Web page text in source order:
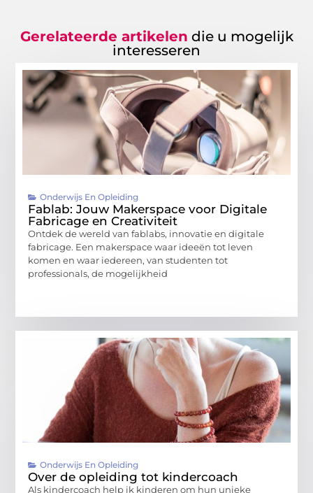
Gerelateerde artikelen die u mogelijk
interesseren
Onderwijs En Opleiding
Fablab: Jouw Makerspace voor Digitale
Fabricage en Creativiteit
Ontdek de wereld van fablabs, innovatie en digitale
fabricage. Een makerspace waar ideeën tot leven
komen en waar iedereen, van studenten tot
professionals, de mogelijkheid
Onderwijs En Opleiding
Over de opleiding tot kindercoach
Als kindercoach help ik kinderen om hun unieke